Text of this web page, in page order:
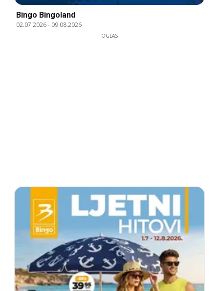
Bingo Bingoland
02.07.2026- 09.08.2026
OGLAS